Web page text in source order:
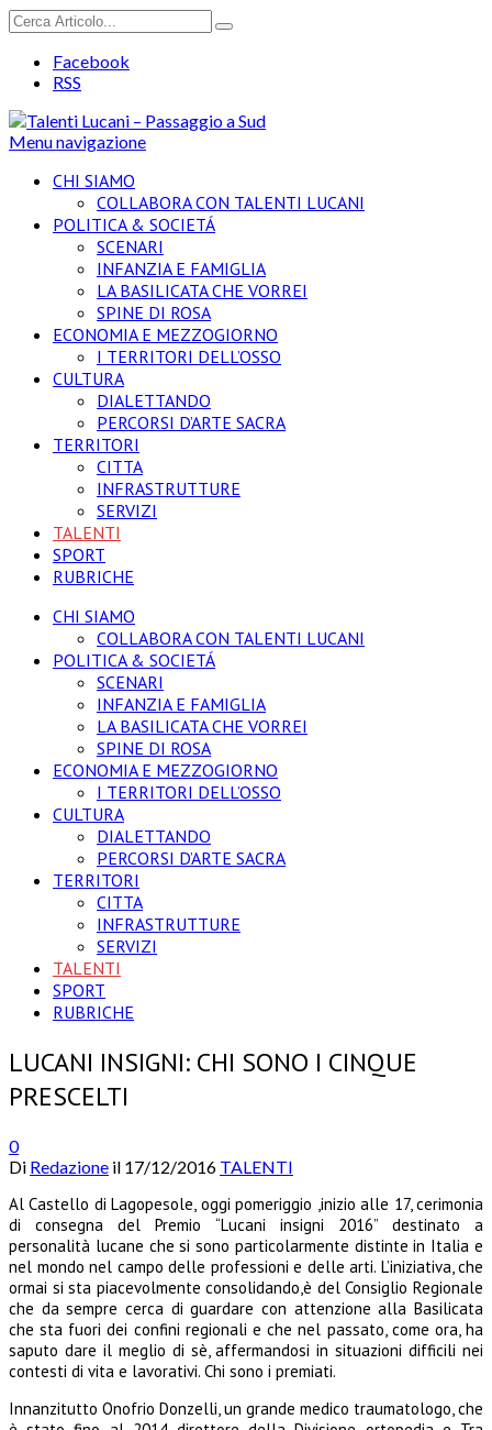
Facebook
RSS
Menu navigazione
CHI SIAMO
COLLABORA CON TALENTI LUCANI
POLITICA & SOCIETÁ
SCENARI
INFANZIA E FAMIGLIA
LA BASILICATA CHE VORREI
SPINE DI ROSA
ECONOMIA E MEZZOGIORNO
I TERRITORI DELL’OSSO
CULTURA
DIALETTANDO
PERCORSI D’ARTE SACRA
TERRITORI
CITTA
INFRASTRUTTURE
SERVIZI
TALENTI
SPORT
RUBRICHE
CHI SIAMO
COLLABORA CON TALENTI LUCANI
POLITICA & SOCIETÁ
SCENARI
INFANZIA E FAMIGLIA
LA BASILICATA CHE VORREI
SPINE DI ROSA
ECONOMIA E MEZZOGIORNO
I TERRITORI DELL’OSSO
CULTURA
DIALETTANDO
PERCORSI D’ARTE SACRA
TERRITORI
CITTA
INFRASTRUTTURE
SERVIZI
TALENTI
SPORT
RUBRICHE
LUCANI INSIGNI: CHI SONO I CINQUE
PRESCELTI
0
Di Redazione il 17/12/2016 TALENTI
Al Castello di Lagopesole, oggi pomeriggio ,inizio alle 17, cerimonia
di consegna del Premio “Lucani insigni 2016” destinato a
personalità lucane che si sono particolarmente distinte in Italia e
nel mondo nel campo delle professioni e delle arti. L’iniziativa, che
ormai si sta piacevolmente consolidando,è del Consiglio Regionale
che da sempre cerca di guardare con attenzione alla Basilicata
che sta fuori dei confini regionali e che nel passato, come ora, ha
saputo dare il meglio di sè, affermandosi in situazioni difficili nei
contesti di vita e lavorativi. Chi sono i premiati.
Innanzitutto Onofrio Donzelli, un grande medico traumatologo, che